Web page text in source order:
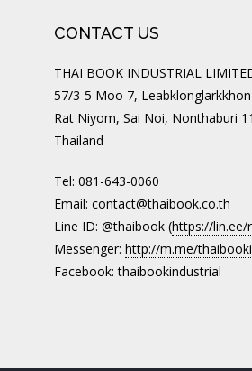
CONTACT US
THAI BOOK INDUSTRIAL
57/3-5 Moo 7, Leabklonglarkkhon
Rat Niyom, Sai Noi, Nonthaburi
Thailand
Tel: 081-643-0060
Email: contact@thaibook.co.th
Line ID: @thaibook (https://lin.ee/
Messenger: http://m.me/
Facebook: thaibookindustrial